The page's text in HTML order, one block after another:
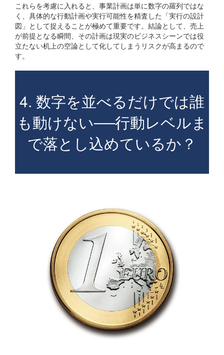
これらを考慮に入れると、事業計画は単に数字の羅列ではな
く、具体的な行動計画や実行可能性を精査した「実行の設計
図」として捉えることが極めて重要です。結論として、売上
が前提となる瞬間、その計画は現実のビジネスシーンでは役
立たない机上の空論として化してしまうリスクが高まるので
す。
4. 数字を並べるだけでは誰
も動けない──行動レベルま
で落とし込めているか？